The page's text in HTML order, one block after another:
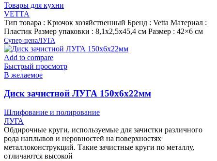
Товары для кухни
VETTA
Тип товара : Крючок хозяйственный Бренд : Vetta Материал :
Пластик Размер упаковки : 8,1х2,5х45,4 см Размер : 42×6 см
Супер-ценаЛУГА
Add to compare
Быстрый просмотр
В желаемое
Диск зачистной ЛУГА 150х6х22мм
Шлифование и полирование
ЛУГА
Обдирочные круги, используемые для зачистки различного
рода наплывов и неровностей на поверхностях
металлоконструкций. Такие зачистные круги по металлу,
отличаются высокой